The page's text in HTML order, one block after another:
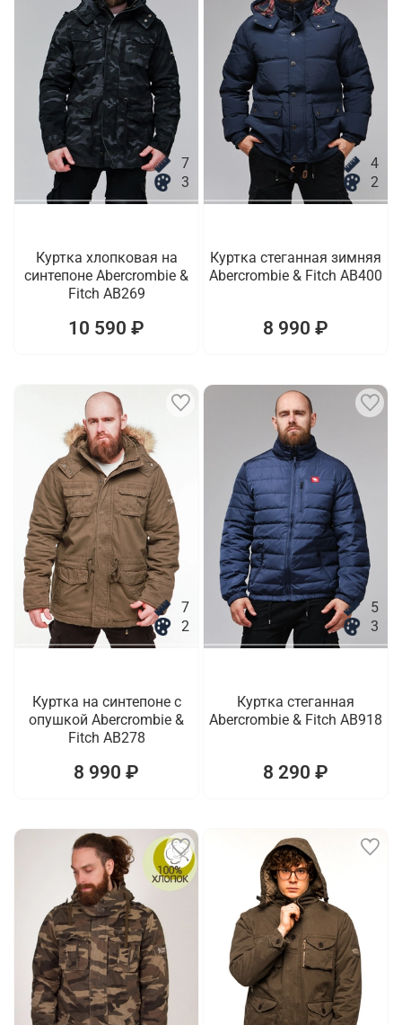
7
3
Куртка хлопковая на
синтепоне Abercrombie &
Fitch AB269
10 590 ₽
4
2
Куртка стеганная зимняя
Abercrombie & Fitch AB400
8 990 ₽
7
2
Куртка на синтепоне с
опушкой Abercrombie &
Fitch AB278
8 990 ₽
5
3
Куртка стеганная
Abercrombie & Fitch AB918
8 290 ₽